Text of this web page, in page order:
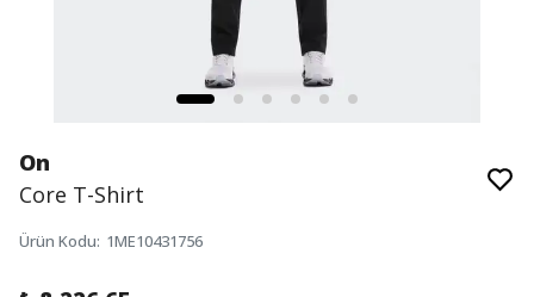
On
Core T-Shirt
Ürün Kodu: 1ME10431756